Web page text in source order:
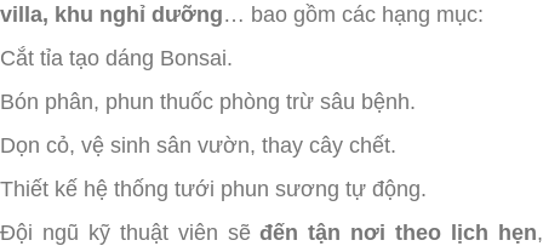
villa, khu nghỉ dưỡng… bao gồm các hạng mục:
Cắt tỉa tạo dáng Bonsai.
Bón phân, phun thuốc phòng trừ sâu bệnh.
Dọn cỏ, vệ sinh sân vườn, thay cây chết.
Thiết kế hệ thống tưới phun sương tự động.
Đội ngũ kỹ thuật viên sẽđến tận nơi theo lịch hẹn,